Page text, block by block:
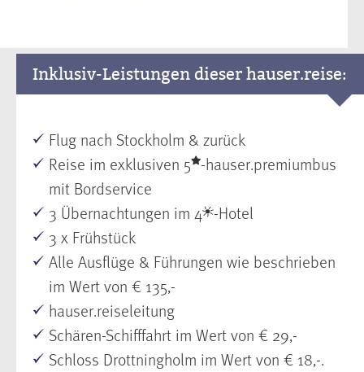
Inklusiv-Leistungen dieser hauser.reise:
Flug nach Stockholm & zurück
Reise im exklusiven 5 -hauser.premiumbus
mit Bordservice
3 Übernachtungen im 4 -Hotel
3 x Frühstück
Alle Ausflüge & Führungen wie beschrieben
im Wert von € 135,-
hauser.reiseleitung
Schären-Schifffahrt im Wert von € 29,-
Schloss Drottningholm im Wert von € 18,-.